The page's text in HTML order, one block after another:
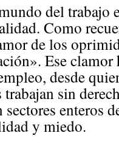
del trabajo
Como
de los
Ese clamor
desde
sin
enteros
y miedo.